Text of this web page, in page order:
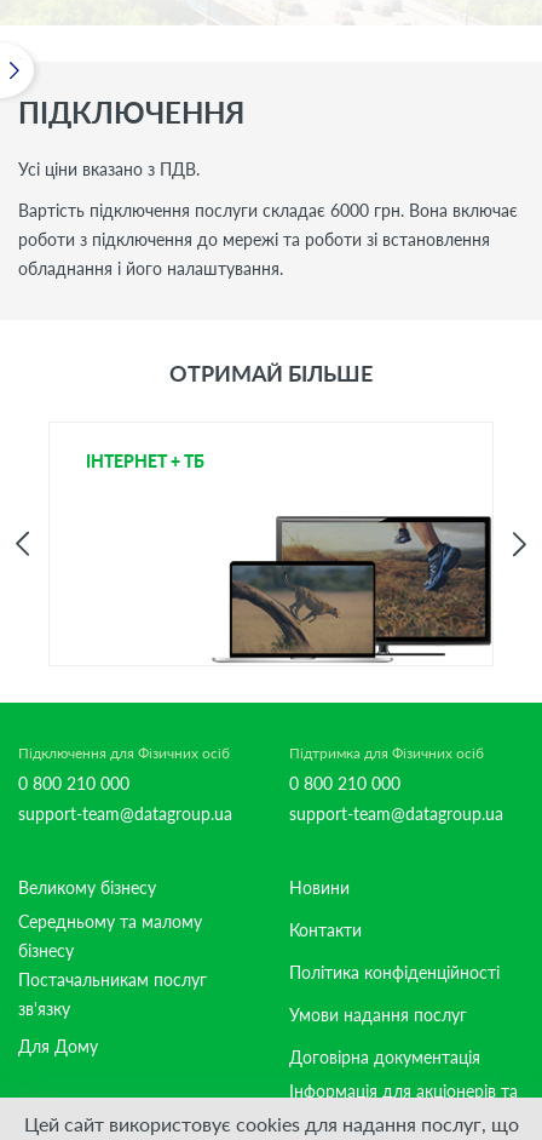
ПІДКЛЮЧЕННЯ
Усі ціни вказано з ПДВ.
Вартiсть пiдключення послуги складає 6000 грн. Вона включає
роботи з підключення до мережі та роботи зі встановлення
обладнання і його налаштування.
ОТРИМАЙ БІЛЬШЕ
ІНТЕРНЕТ + ТБ
Підключення для Фізичних осіб
0 800 210 000
support-team@datagroup.ua
Підтримка для Фізичних осіб
0 800 210 000
support-team@datagroup.ua
Великому бізнесу
Середньому та малому
бізнесу
Постачальникам послуг
зв'язку
Для Дому
Новини
Контакти
Політика конфіденційності
Умови надання послуг
Договірна документація
Інформація для акціонерів та
стейкхолдерів
Цей сайт використовує cookies для надання послуг, що